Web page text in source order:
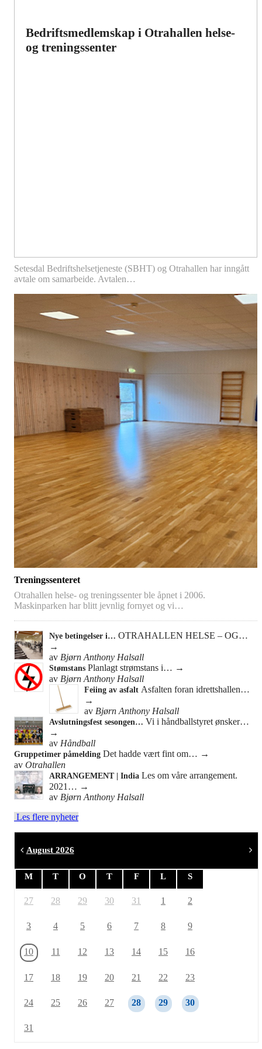
Bedriftsmedlemskap i Otrahallen helse-
og treningssenter
Setesdal Bedriftshelsetjeneste (SBHT) og Otrahallen har inngått
avtale om samarbeide. Avtalen…
Treningssenteret
Otrahallen helse- og treningssenter ble åpnet i 2006.
Maskinparken har blitt jevnlig fornyet og vi…
Nye betingelser i… OTRAHALLEN HELSE – OG…
→
av Bjørn Anthony Halsall
Stømstans Planlagt strømstans i… →
av Bjørn Anthony Halsall
Feiing av asfalt Asfalten foran idrettshallen…
→
av Bjørn Anthony Halsall
Avslutningsfest sesongen… Vi i håndballstyret ønsker…
→
av Håndball
Gruppetimer påmelding Det hadde vært fint om… →
av Otrahallen
ARRANGEMENT | India Les om våre arrangement.
2021… →
av Bjørn Anthony Halsall
Les flere nyheter
August 2026
M T O T F L S
27 28 29 30 31 1 2
3 4 5 6 7 8 9
10 11 12 13 14 15 16
17 18 19 20 21 22 23
24 25 26 27 28 29 30
31